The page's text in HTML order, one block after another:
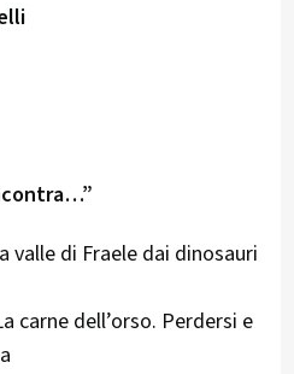
valle di Fraele dai dinosauri
carne dell’orso. Perdersi e